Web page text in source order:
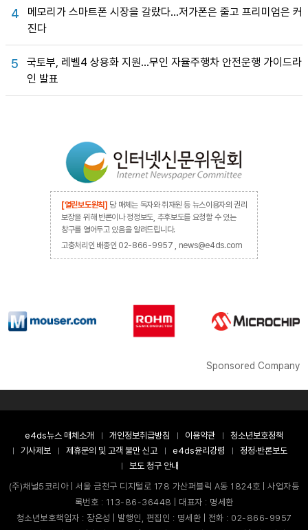
4
메모리가 스마트폰 시장을 갈랐다…저가폰은 줄고 프리미엄은 커
진다
5
국토부, 레벨4 상용화 지원…무인 자율주행차 안전운행 가이드라
인 발표
[열린보도원칙] 당 매체는 독자와 취재원 등 뉴스이용자의 권리
보장을 위해 반론이나 정정보도, 추후보도를 요청할 수 있는
창구를 열어두고 있음을 알려드립니다.
고충처리인 배종인 02-866-9957 , news@e4ds.com
Sponsored Company
e4ds뉴스 매체소개 개인정보취급방침 이용약관
청소년보호정책
기사제보
제휴문의 및 고객 불만 신고 e4ds윤리강령
정정·반론보도
보도 청구 안내
(주)채널5코리아 | 서울 금천구 디지털로 178 가산퍼블릭 A동 1824호 | 사업자등
록번호 : 113-86-36448 | 대표자 : 명세환
청소년보호책임자 : 장은성 | 발행인, 편집인 : 명세환 | 전화 : 02-866-9957